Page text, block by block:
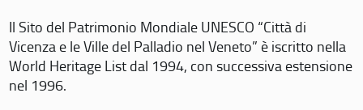
Il Sito del Patrimonio Mondiale UNESCO “Città di
Vicenza e le Ville del Palladio nel Veneto” è iscritto nella
World Heritage List dal 1994, con successiva estensione
nel 1996.